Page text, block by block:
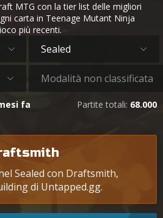
MTG con la tier list delle migliori
carta in Teenage Mutant Ninja
più recenti.
Sealed
Modalità non classificata
fa Partite totali: 68.000
Sealed con Draftsmith,
di Untapped.gg.